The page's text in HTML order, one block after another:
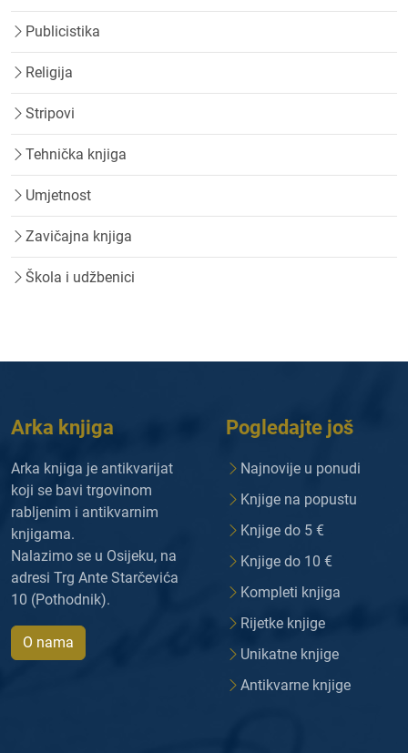
Publicistika
Religija
Stripovi
Tehnička knjiga
Umjetnost
Zavičajna knjiga
Škola i udžbenici
Arka knjiga
Arka knjiga je antikvarijat
koji se bavi trgovinom
rabljenim i antikvarnim
knjigama.
Nalazimo se u Osijeku, na
adresi Trg Ante Starčevića
10 (Pothodnik).
O nama
Pogledajte još
Najnovije u ponudi
Knjige na popustu
Knjige do 5 €
Knjige do 10 €
Kompleti knjiga
Rijetke knjige
Unikatne knjige
Antikvarne knjige